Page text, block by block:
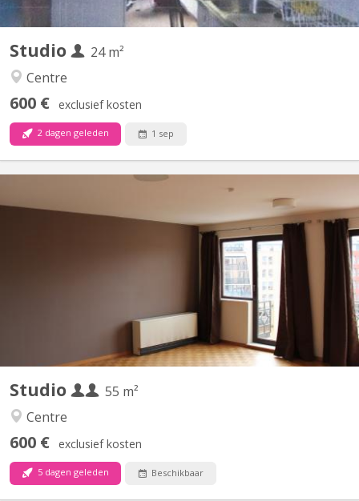
Studio
24 m²
Centre
600 € exclusief kosten
2 dagen geleden 1 sep
Studio
55 m²
Centre
600 € exclusief kosten
5 dagen geleden Beschikbaar
Très grand sturdio de 55 m2 avec cuisines équipée privativve,
salle de bain privative, balcon, video parlophone